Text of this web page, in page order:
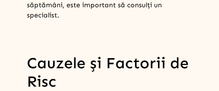
săptămâni, este important să consulți un
specialist.
Cauzele și Factorii de
Risc